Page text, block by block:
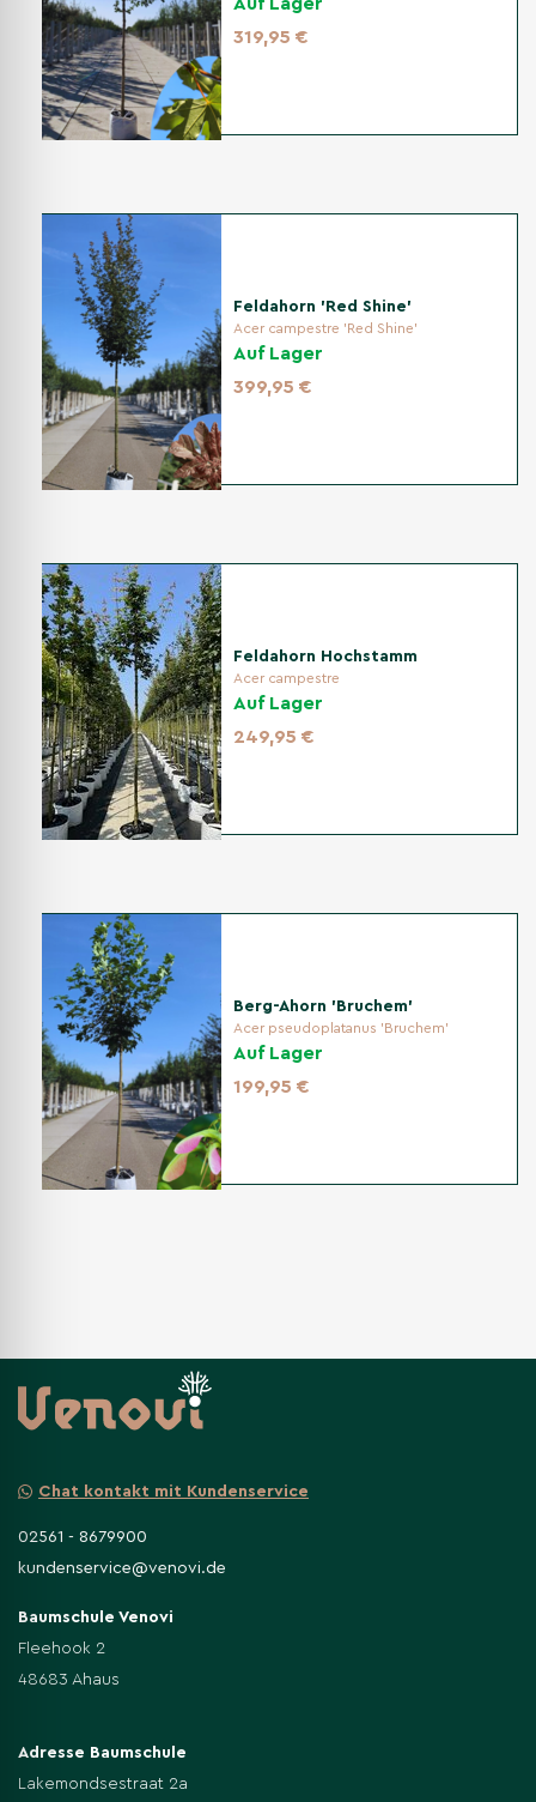
319,95 €
Feldahorn 'Red Shine'
Acer campestre 'Red Shine'
Auf Lager
399,95 €
Feldahorn Hochstamm
Acer campestre
Auf Lager
249,95 €
Berg-Ahorn 'Bruchem'
Acer pseudoplatanus 'Bruchem'
Auf Lager
199,95 €
Chat kontakt mit Kundenservice
02561 - 8679900
kundenservice@venovi.de
Baumschule Venovi
Fleehook 2
48683 Ahaus
Adresse Baumschule
Lakemondsestraat 2a